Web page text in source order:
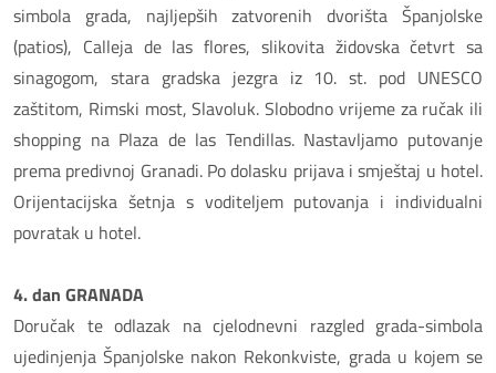
simbola grada, najljepših zatvorenih dvorišta Španjolske
(patios), Calleja de las flores, slikovita židovska četvrt sa
sinagogom, stara gradska jezgra iz 10. st. pod UNESCO
zaštitom, Rimski most, Slavoluk. Slobodno vrijeme za ručak ili
shopping na Plaza de las Tendillas. Nastavljamo putovanje
prema predivnoj Granadi. Po dolasku prijava i smještaj u hotel.
Orijentacijska šetnja s voditeljem putovanja i individualni
povratak u hotel.
4. dan GRANADA
Doručak te odlazak na cjelodnevni razgled grada-simbola
ujedinjenja Španjolske nakon Rekonkviste, grada u kojem se